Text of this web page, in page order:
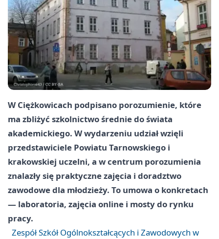
W Ciężkowicach podpisano porozumienie, które
ma zbliżyć szkolnictwo średnie do świata
akademickiego. W wydarzeniu udział wzięli
przedstawiciele Powiatu Tarnowskiego i
krakowskiej uczelni, a w centrum porozumienia
znalazły się praktyczne zajęcia i doradztwo
zawodowe dla młodzieży. To umowa o konkretach
— laboratoria, zajęcia online i mosty do rynku
pracy.
Zespół Szkół Ogólnokształcących i Zawodowych w